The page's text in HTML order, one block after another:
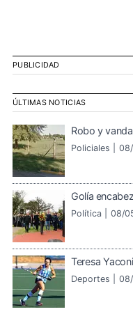
PUBLICIDAD
ÚLTIMAS NOTICIAS
Robo y
Policiales |
Golía
Política | 08/
Teresa
Deportes |